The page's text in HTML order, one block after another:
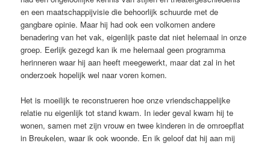
en een maatschappijvisie die behoorlijk schuurde met de
gangbare opinie. Maar hij had ook een volkomen andere
benadering van het vak, eigenlijk paste dat niet helemaal in onze
groep. Eerlijk gezegd kan ik me helemaal geen programma
herinneren waar hij aan heeft meegewerkt, maar dat zal in het
onderzoek hopelijk wel naar voren komen.
Het is moeilijk te reconstrueren hoe onze vriendschappelijke
relatie nu eigenlijk tot stand kwam. In ieder geval kwam hij te
wonen, samen met zijn vrouw en twee kinderen in de omroepflat
in Breukelen, waar ik ook woonde. En ik geloof dat hij aan mij